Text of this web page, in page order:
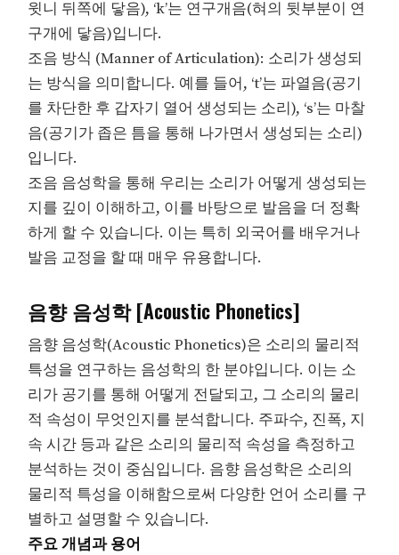
윗니 뒤쪽에 닿음), ‘k’는 연구개음(혀의 뒷부분이 연
구개에 닿음)입니다.
조음 방식 (Manner of Articulation): 소리가 생성되
는 방식을 의미합니다. 예를 들어, ‘t’는 파열음(공기
를 차단한 후 갑자기 열어 생성되는 소리), ‘s’는 마찰
음(공기가 좁은 틈을 통해 나가면서 생성되는 소리)
입니다.
조음 음성학을 통해 우리는 소리가 어떻게 생성되는
지를 깊이 이해하고, 이를 바탕으로 발음을 더 정확
하게 할 수 있습니다. 이는 특히 외국어를 배우거나
발음 교정을 할 때 매우 유용합니다.
음향 음성학 [Acoustic Phonetics]
음향 음성학(Acoustic Phonetics)은 소리의 물리적
특성을 연구하는 음성학의 한 분야입니다. 이는 소
리가 공기를 통해 어떻게 전달되고, 그 소리의 물리
적 속성이 무엇인지를 분석합니다. 주파수, 진폭, 지
속 시간 등과 같은 소리의 물리적 속성을 측정하고
분석하는 것이 중심입니다. 음향 음성학은 소리의
물리적 특성을 이해함으로써 다양한 언어 소리를 구
별하고 설명할 수 있습니다.
주요 개념과 용어